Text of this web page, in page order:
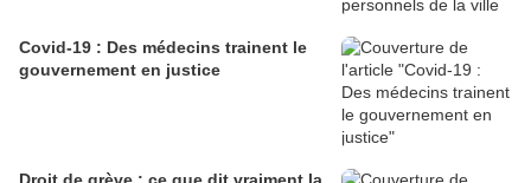
Covid-19 : Des médecins trainent le
gouvernement en justice